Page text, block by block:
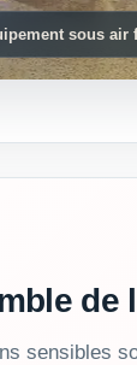
sous air
sensibles